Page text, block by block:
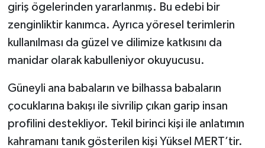
giriş ögelerinden yararlanmış. Bu edebi bir
zenginliktir kanımca. Ayrıca yöresel terimlerin
kullanılması da güzel ve dilimize katkısını da
manidar olarak kabulleniyor okuyucusu.
Güneyli ana babaların ve bilhassa babaların
çocuklarına bakışı ile sivrilip çıkan garip insan
profilini destekliyor. Tekil birinci kişi ile anlatımın
kahramanı tanık gösterilen kişi Yüksel MERT’tir.